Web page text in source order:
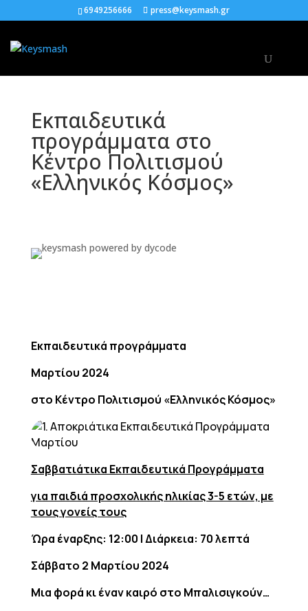
6949256666 press@keysmash.gr
Εκπαιδευτικά
προγράμματα στο
Κέντρο Πολιτισμού
«Ελληνικός Κόσμος»
Εκπαιδευτικά προγράμματα
Μαρτίου 2024
στο Κέντρο Πολιτισμού «Ελληνικός Κόσμος»
Σαββατιάτικα Εκπαιδευτικά Προγράμματα
για παιδιά προσχολικής ηλικίας 3-5 ετών, με
τους γονείς τους
Ώρα έναρξης: 12:00 | Διάρκεια: 70 λεπτά
Σάββατο 2 Μαρτίου 2024
Μια φορά κι έναν καιρό στο Mπαλισιγκούν…